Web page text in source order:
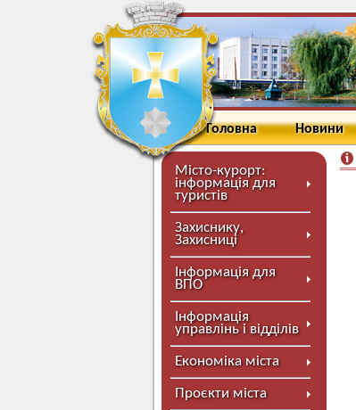
Головна Новини
Місто-курорт:
інформація для
туристів
Захиснику,
Захисниці
Інформація для
ВПО
Інформація
управлінь і відділів
Економіка міста
Проєкти міста